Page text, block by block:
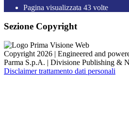
Pagina visualizzata 43 volte
Sezione Copyright
Copyright 2026 | Engineered and
Parma S.p.A. | Divisione Publishing &
Disclaimer trattamento dati personali